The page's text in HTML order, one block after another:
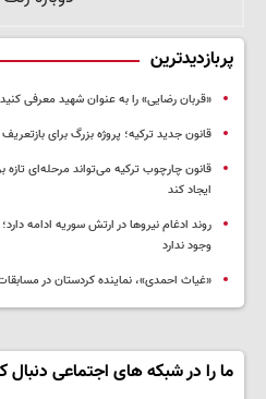
پربازدیدترین
«قربان رضایی» را به عنوان شهید معرفی کنید
قانون جدید ترکیه؛ پروژه بزرگ‌ برای
قانون چارچوب ترکیه می‌تواند مرحله‌ای تازه
ایجاد کند
روند ادغام نیروها در ارتش سوریه ادامه
وجود ندارد
«غیاث احمدی»، نماینده کردستان در
ما را در شبکه های اجتماعی دنبال